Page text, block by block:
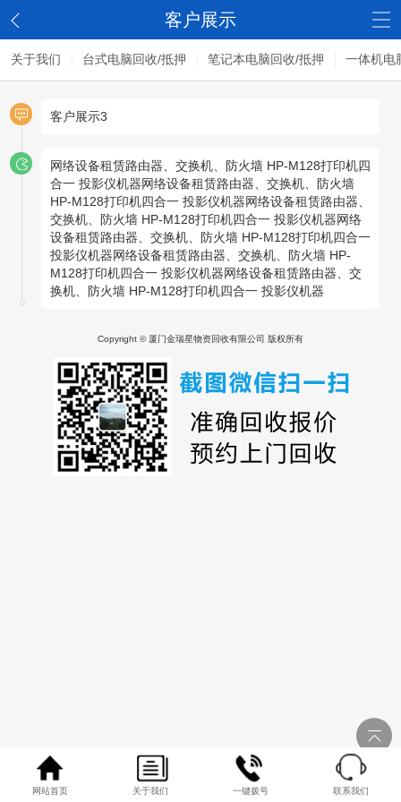
客户展示
关于我们 台式电脑回收/抵押 笔记本电脑回收/抵押 一体机电
客户展示3
网络设备租赁路由器、交换机、防火墙 HP-M128打印机四
合一 投影仪机器网络设备租赁路由器、交换机、防火墙
HP-M128打印机四合一 投影仪机器网络设备租赁路由器、
交换机、防火墙 HP-M128打印机四合一 投影仪机器网络
设备租赁路由器、交换机、防火墙 HP-M128打印机四合一
投影仪机器网络设备租赁路由器、交换机、防火墙 HP-
M128打印机四合一 投影仪机器网络设备租赁路由器、交
换机、防火墙 HP-M128打印机四合一 投影仪机器
Copyright © 厦门金瑞星物资回收有限公司 版权所有
网站首页 关于我们 一键拨号 联系我们